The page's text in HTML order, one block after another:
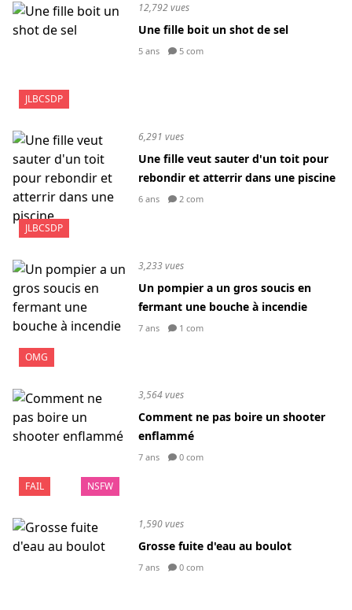
JLBCSDP
12,792 vues
Une fille boit un shot de sel
5 ans 5 com
JLBCSDP
6,291 vues
Une fille veut sauter d'un toit pour
rebondir et atterrir dans une piscine
6 ans 2 com
OMG
3,233 vues
Un pompier a un gros soucis en
fermant une bouche à incendie
7 ans 1 com
FAIL NSFW
3,564 vues
Comment ne pas boire un shooter
enflammé
7 ans 0 com
1,590 vues
Grosse fuite d'eau au boulot
7 ans 0 com